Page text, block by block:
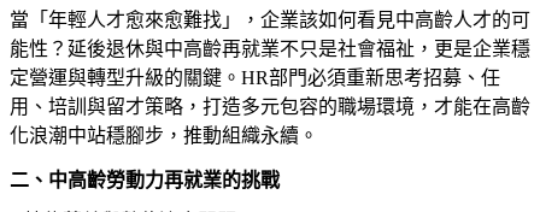
當「年輕人才愈來愈難找」，企業該如何看見中高齡人才的可
能性？延後退休與中高齡再就業不只是社會福祉，更是企業穩
定營運與轉型升級的關鍵。 HR部門必須重新思考招募、任
用、培訓與留才策略，打造多元包容的職場環境，才能在高齡
化浪潮中站穩腳步，推動組織永續。
二、中高齡勞動力再就業的挑戰